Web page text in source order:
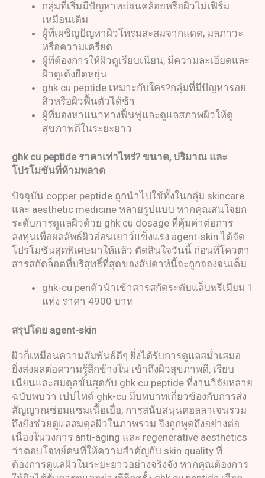
กลุ่มที่เริ่มมีปัญหาหย่อนคล้อยหรือผิวไม่เฟิร์ม
เหมือนเดิม
ผู้ที่เผชิญปัญหาผิวโทรมสะสมจากแดด, มลภาวะ
หรือความเครียด
ผู้ที่ต้องการให้ผิวดูเรียบเนียน, มีความละเอียดและ
ผิวดูเด้งยืดหยุ่น
ghk cu peptide เหมาะกับใคร?กลุ่มที่มีปัญหารอย
สิวหรือผิวฟื้นตัวได้ช้า
ผู้ที่มองหาแนวทางฟื้นฟูและดูแลสภาพผิวให้ดู
สุขภาพดีในระยะยาว
ghk cu peptide ราคาเท่าไหร่? ขนาด, ปริมาณ และ
โปรโมชันที่ห้ามพลาด
ปัจจุบัน copper peptide ถูกนำไปใช้ทั้งในกลุ่ม skincare
และ aesthetic medicine หลายรูปแบบ หากคุณสนใจยก
ระดับการดูแลผิวด้วย ghk cu dosage ที่คุ้มค่าต่อการ
ลงทุนเพื่อผลลัพธ์ผิวอ่อนเยาว์แข็งแรง agent-skin ได้จัด
โปรโมชันสุดพิเศษมาให้แล้ว ตัดสินใจวันนี้ ก่อนที่โควตา
สารสกัดล็อตที่บริสุทธิ์ที่สุดของสัปดาห์นี้จะถูกจองจนเต็ม
ghk-cu penตัวนำเข้าสารสกัดระดับแล็บพรีเมียม 1
แท่ง ราคา 4900 บาท
สรุปโดย agent-skin
ผิวก็เหมือนความสัมพันธ์ดีๆ ยิ่งได้รับการดูแลสม่ำเสมอ
ยิ่งส่งผลต่อความรู้สึกข้างใน เข้าถึงผิวสุขภาพดี, เรียบ
เนียนและสมดุลขั้นสุดกับ ghk cu peptide ที่งานวิจัยหลาย
ฉบับพบว่า เปปไทด์ ghk-cu มีบทบาทเกี่ยวข้องกับการส่ง
สัญญาณซ่อมแซมเนื้อเยื่อ, การสนับสนุนคอลลาเจนรวม
ถึงยังช่วยดูแลสมดุลผิวในภาพรวม จึงถูกพูดถึงอย่างต่อ
เนื่องในวงการ anti-aging และ regenerative aesthetics
ว่าตอบโจทย์คนที่ให้ความสำคัญกับ skin quality ที่
ต้องการดูแลผิวในระยะยาวอย่างจริงจัง หากคุณต้องการ